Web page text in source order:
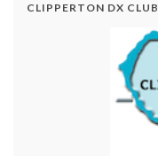
CLIPPERTON DX CLUB